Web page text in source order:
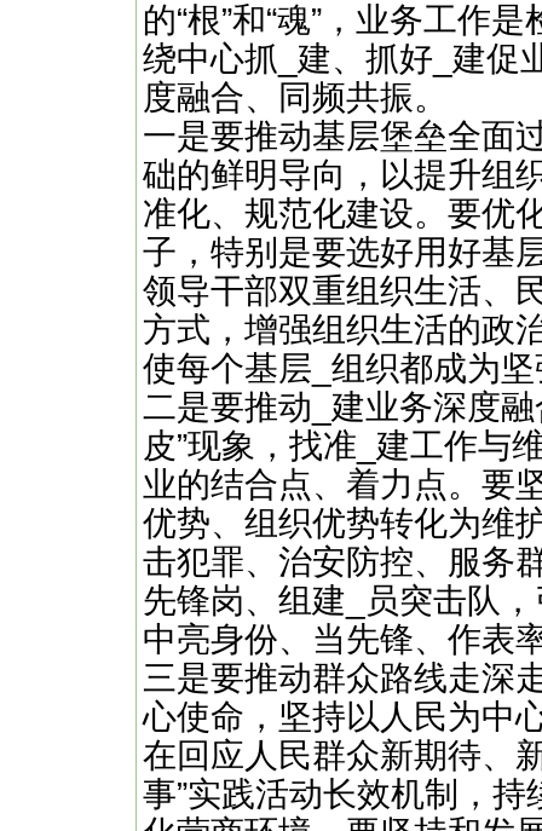
的“根”和“魂”，业务工作
绕中心抓_建、抓好_建促
度融合、同频共振。
一是要推动基层堡垒全面
础的鲜明导向，以提升组
准化、规范化建设。要优
子，特别是要选好用好基
领导干部双重组织生活、
方式，增强组织生活的政
使每个基层_组织都成为
二是要推动_建业务深度
皮”现象，找准_建工作与
业的结合点、着力点。要
优势、组织优势转化为维
击犯罪、治安防控、服务
先锋岗、组建_员突击队
中亮身份、当先锋、作表
三是要推动群众路线走深
心使命，坚持以人民为中
在回应人民群众新期待、
事”实践活动长效机制，